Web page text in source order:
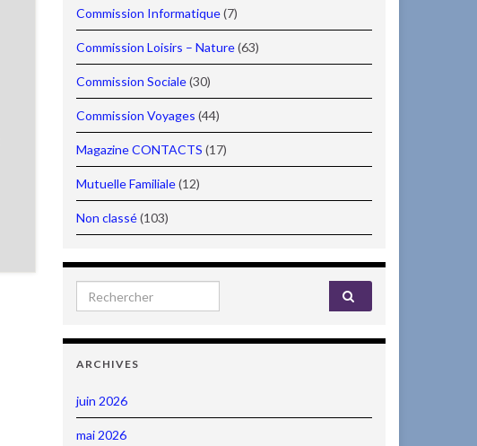
Commission Informatique(7)
Commission Loisirs – Nature(63)
Commission Sociale(30)
Commission Voyages (44)
Magazine CONTACTS (17)
Mutuelle Familiale(12)
Non classé(103)
Search for:
ARCHIVES
juin 2026
mai 2026